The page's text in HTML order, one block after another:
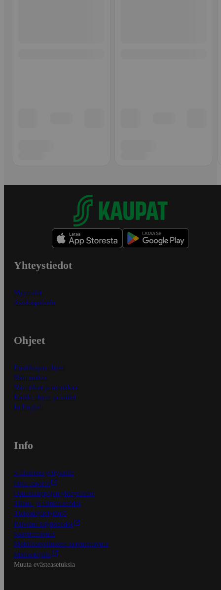
Yhteystiedot
Myymälät
Asiakaspalvelu
Ohjeet
Ensitilaajan ohjeet
Näin maksat
Näin tilaat ja muokkaat
Kaikki ohjeet ja vinkit
In English
Info
S-Business yrityksille
Oiva-raportit
Osuuskauppojen yhteystiedot
Tilaus- ja toimitusehdot
Tietosuojakäytäntö
Palvelun käyttöehdot
Saavutettavuus
Mobiilisovelluksen saavutettavuus
Mainostajalle
Muuta evästeasetuksia